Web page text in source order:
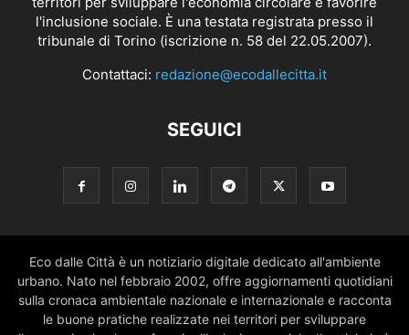
l'inclusione sociale. È una testata registrata presso il
tribunale di Torino (iscrizione n. 58 del 22.05.2007).
Contattaci: redazione@ecodallecitta.it
SEGUICI
Eco dalle Città è un notiziario digitale dedicato all'ambiente
urbano. Nato nel febbraio 2002, offre aggiornamenti quotidiani
sulla cronaca ambientale nazionale e internazionale e racconta
le buone pratiche realizzate nei territori per sviluppare